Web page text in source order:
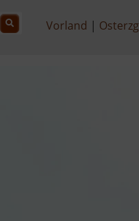
Vorland